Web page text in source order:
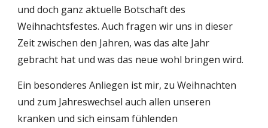
und doch ganz aktuelle Botschaft des
Weihnachtsfestes. Auch fragen wir uns in dieser
Zeit zwischen den Jahren, was das alte Jahr
gebracht hat und was das neue wohl bringen wird.
Ein besonderes Anliegen ist mir, zu Weihnachten
und zum Jahreswechsel auch allen unseren
kranken und sich einsam fühlenden